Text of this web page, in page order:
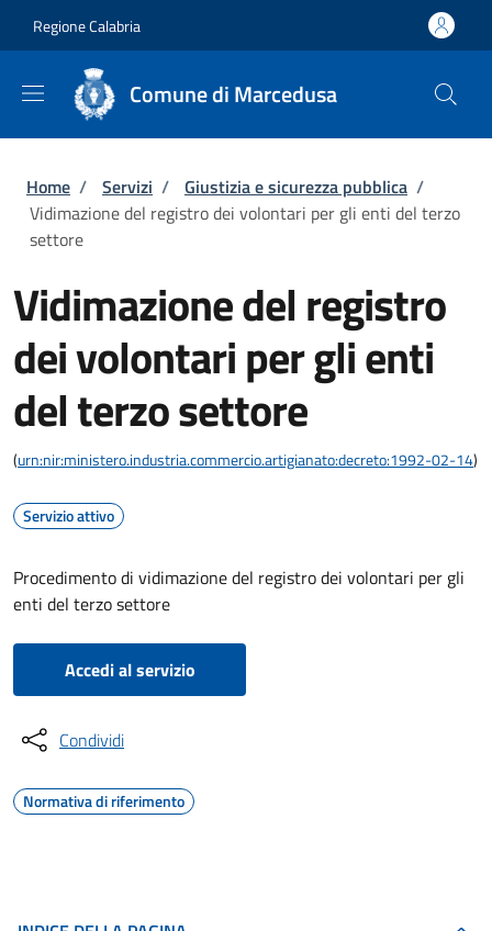
Regione Calabria
Comune di Marcedusa
Briciole di pane
Home / Servizi / Giustizia e sicurezza pubblica /
Vidimazione del registro dei volontari per gli enti del terzo
settore
Vidimazione del registro
dei volontari per gli enti
del terzo settore
(urn:nir:ministero.industria.commercio.artigianato:decreto:1992-02-14)
Servizio attivo
Procedimento di vidimazione del registro dei volontari per gli
enti del terzo settore
Accedi al servizio
Condividi
Normativa di riferimento